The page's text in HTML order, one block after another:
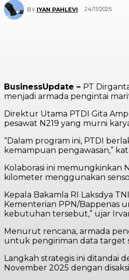
BY IYAN PAHLEVI 24/11/2025
BusinessUpdate – PT
menjadi armada pengintai
Direktur Utama PTDI Gita
pesawat N219 yang murni
“Dalam program ini, PTDI
kemampuan pengawasan,”
Kolaborasi ini memungkinkan
kilometer menggunakan
Kepala Bakamla RI Laksdya
Kementerian PPN/Bappenas
kebutuhan tersebut,” ujar
Menurut rencana, armada
untuk pengiriman data target
Langkah strategis ini ditandai
November 2025 dengan